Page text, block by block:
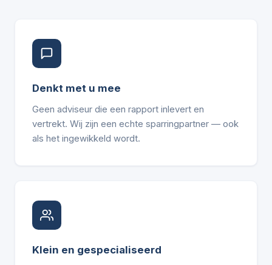
Denkt met u mee
Geen adviseur die een rapport inlevert en
vertrekt. Wij zijn een echte sparringpartner — ook
als het ingewikkeld wordt.
Klein en gespecialiseerd